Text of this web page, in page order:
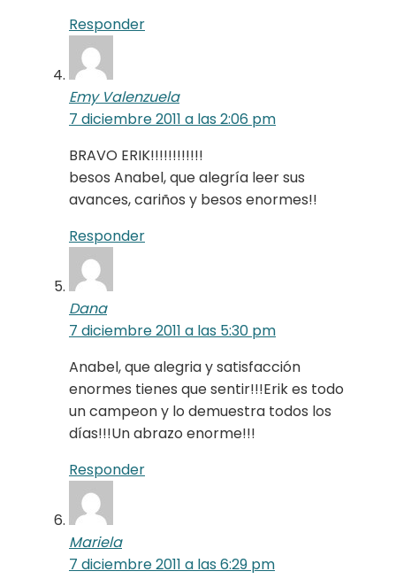
Responder
Emy Valenzuela
7 diciembre 2011 a las 2:06 pm
BRAVO ERIK!!!!!!!!!!!!
besos Anabel, que alegría leer sus
avances, cariños y besos enormes!!
Responder
Dana
7 diciembre 2011 a las 5:30 pm
Anabel, que alegria y satisfacción
enormes tienes que sentir!!!Erik es todo
un campeon y lo demuestra todos los
días!!!Un abrazo enorme!!!
Responder
Mariela
7 diciembre 2011 a las 6:29 pm